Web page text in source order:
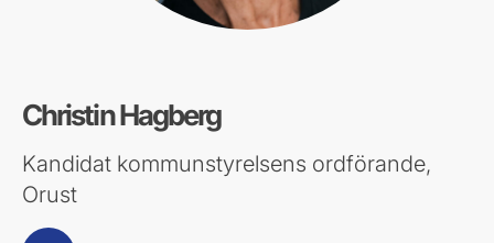
Christin Hagberg
Kandidat kommunstyrelsens ordförande,
Orust